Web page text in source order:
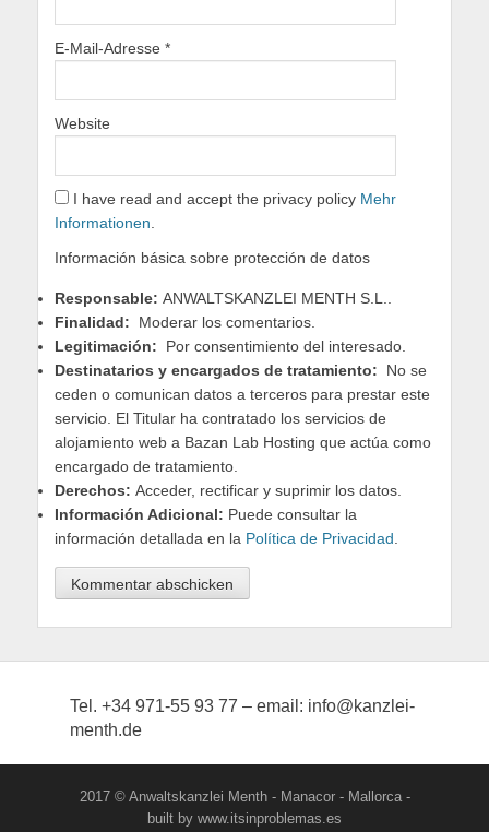
E-Mail-Adresse *
Website
I have read and accept the privacy policy Mehr
Informationen
Información básica sobre protección de datos
Responsable: ANWALTSKANZLEI MENTH S.L..
Finalidad: Moderar los comentarios.
Legitimación: Por consentimiento del interesado.
Destinatarios y encargados de tratamiento: No se
ceden o comunican datos a terceros para prestar este
servicio. El Titular ha contratado los servicios de
alojamiento web a Bazan Lab Hosting que actúa como
encargado de tratamiento.
Derechos: Acceder, rectificar y suprimir los datos.
Información Adicional: Puede consultar la
información detallada en la Política de Privacidad
Tel. +34 971-55 93 77 – email: info@kanzlei-
menth.de
2017 © Anwaltskanzlei Menth - Manacor - Mallorca -
built by www.itsinproblemas.es